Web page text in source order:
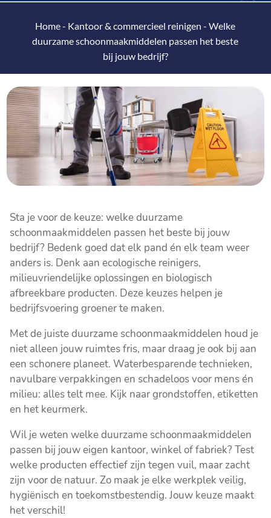
Home- Kantoor & commercieel reinigen -Welke
duurzame schoonmaakmiddelen passen het beste
bij jouw bedrijf?
Sta je voor de keuze: welke duurzame
schoonmaakmiddelen passen het beste bij jouw
bedrijf? Bedenk goed dat elk pand én elk team weer
anders is. Denk aan ecologische reinigers,
milieuvriendelijke oplossingen en biologisch
afbreekbare producten. Deze keuzes helpen je
bedrijfsvoering groener te maken.
Met de juiste duurzame schoonmaakmiddelen houd je
niet alleen jouw ruimtes fris, maar draag je ook bij aan
een schonere planeet. Waterbesparende technieken,
navulbare verpakkingen en schadeloos voor mens én
milieu: alles telt mee. Kijk naar grondstoffen, etiketten
en het keurmerk.
Wil je weten welke duurzame schoonmaakmiddelen
passen bij jouw eigen kantoor, winkel of fabriek? Test
welke producten effectief zijn tegen vuil, maar zacht
zijn voor de natuur. Zo maak je elke werkplek veilig,
hygiënisch en toekomstbestendig. Jouw keuze maakt
het verschil!